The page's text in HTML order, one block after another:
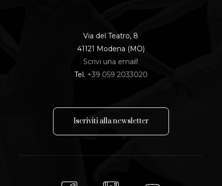
Via del Teatro, 8
41121 Modena (MO)
Scrivi una email!
Tel. +39 059 2033020
Iscriviti allanewsletter